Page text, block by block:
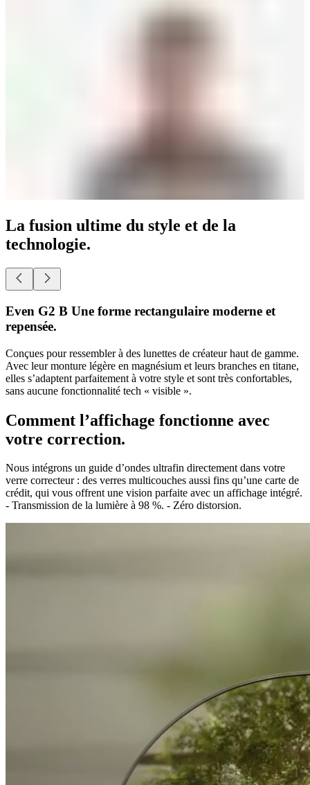
La fusion ultime du style et de la
technologie.
Even G2 B Une forme rectangulaire moderne et
repensée.
Conçues pour ressembler à des lunettes de créateur haut de gamme.
Avec leur monture légère en magnésium et leurs branches en titane,
elles s’adaptent parfaitement à votre style et sont très confortables,
sans aucune fonctionnalité tech « visible ».
Comment l’affichage fonctionne avec
votre correction.
Nous intégrons un guide d’ondes ultrafin directement dans votre
verre correcteur : des verres multicouches aussi fins qu’une carte de
crédit, qui vous offrent une vision parfaite avec un affichage intégré.
- Transmission de la lumière à 98 %. - Zéro distorsion.